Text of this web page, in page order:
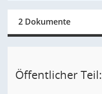
2 Dokumente
Öffentlicher Teil: